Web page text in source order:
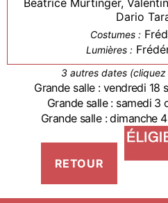
Beatrice Murtinger,
Dario
Costumes :
Lumières :
3 autres dates
Grande salle : vendredi 18
Grande salle : samedi
Grande salle : dimanche